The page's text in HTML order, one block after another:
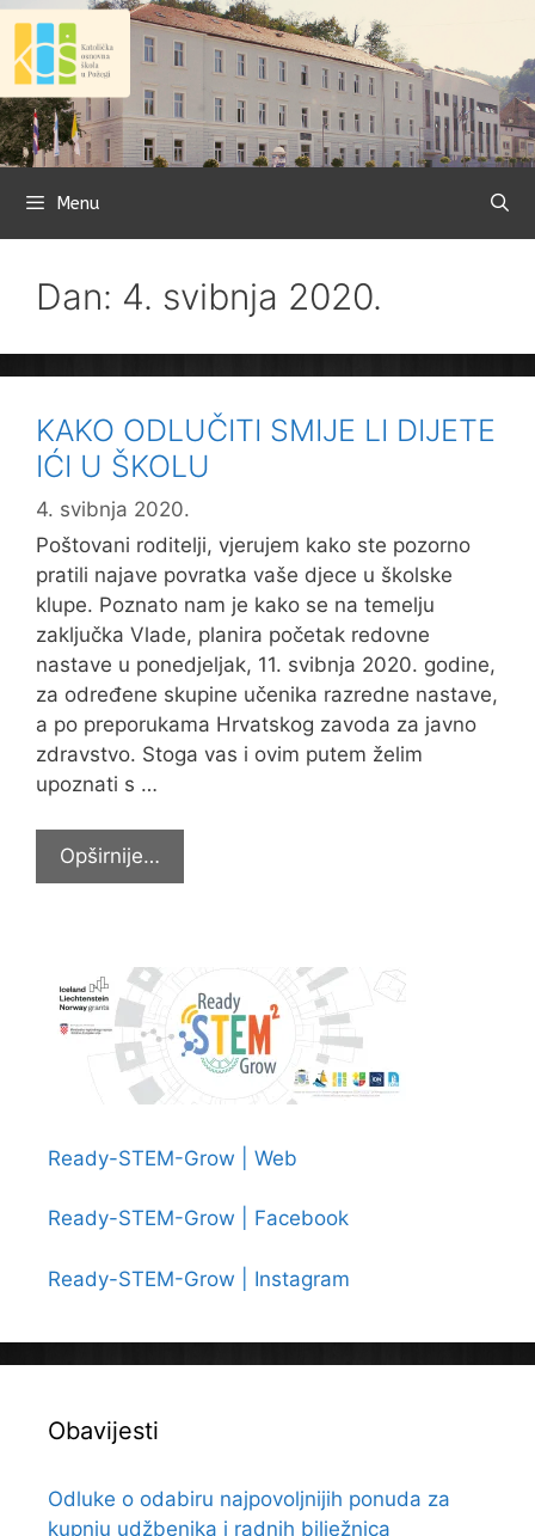
Preskoči
sadržaj
Menu
Dan: 4. svibnja 2020.
KAKO ODLUČITI SMIJE LI DIJETE
IĆI U ŠKOLU
4. svibnja 2020.
Poštovani roditelji, vjerujem kako ste pozorno
pratili najave povratka vaše djece u školske
klupe. Poznato nam je kako se na temelju
zaključka Vlade, planira početak redovne
nastave u ponedjeljak, 11. svibnja 2020. godine,
za određene skupine učenika razredne nastave,
a po preporukama Hrvatskog zavoda za javno
zdravstvo. Stoga vas i ovim putem želim
upoznati s …
Opširnije…
ODLUČITI
DIJETE
U
ŠKOLU
Ready-STEM-Grow | Web
Ready-STEM-Grow | Facebook
Ready-STEM-Grow | Instagram
Obavijesti
Odluke o odabiru najpovoljnijih ponuda za
kupnju udžbenika i radnih bilježnica